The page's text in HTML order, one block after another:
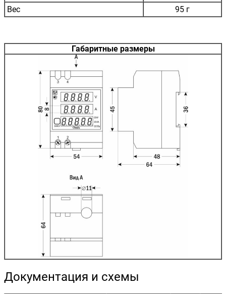
Вес 95 г
Габаритные размеры
Документация и схемы